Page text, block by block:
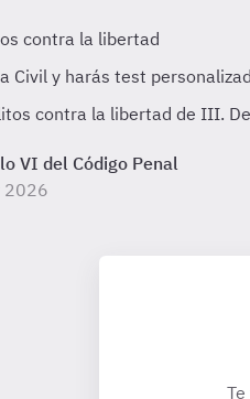
contra la libertad de III.
VI del Código Penal
2026